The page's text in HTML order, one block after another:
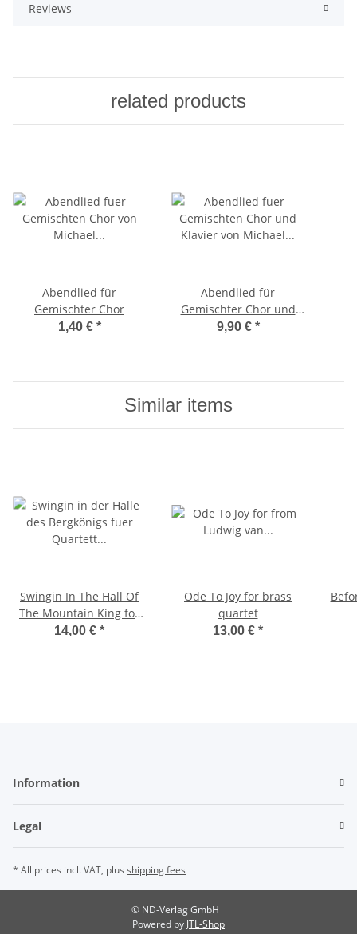
Reviews
related products
Abendlied für
Gemischter Chor
1,40 € *
Abendlied für
Gemischter Chor und
Klavier
9,90 € *
Similar items
Swingin In The Hall Of
The Mountain King for
Clarinet Quartet
14,00 € *
Ode To Joy for brass
quartet
13,00 € *
Information
Legal
* All prices incl. VAT, plus shipping fees
© ND-Verlag GmbH
Powered by JTL-Shop